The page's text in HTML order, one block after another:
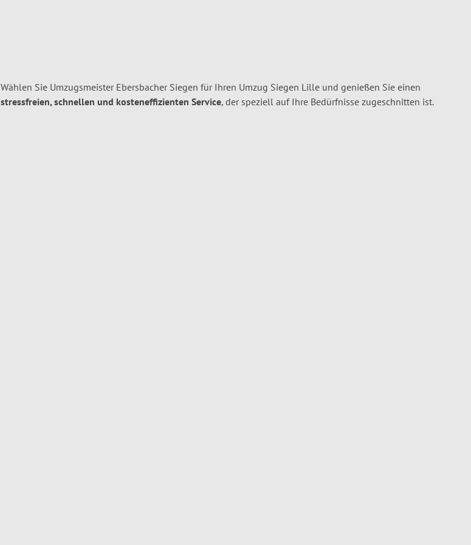
Wählen Sie Umzugsmeister Ebersbacher Siegen für Ihren Umzug Siegen Lille und genießen Sie einen
stressfreien, schnellen und kosteneffizienten Service, der speziell auf Ihre Bedürfnisse zugeschnitten ist.